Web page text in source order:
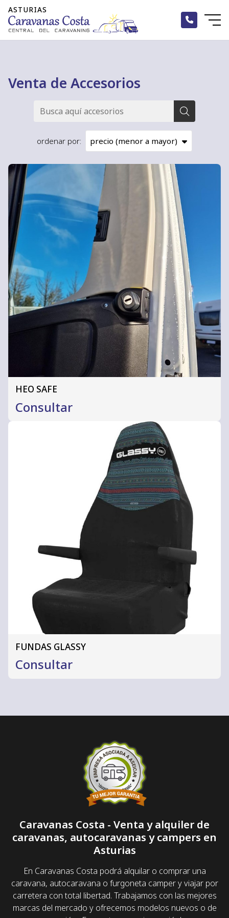
Venta de Accesorios
ordenar por:
HEO SAFE
Consultar
FUNDAS GLASSY
Consultar
Caravanas Costa - Venta y alquiler de
caravanas, autocaravanas y campers en
Asturias
En Caravanas Costa podrá alquilar o comprar una
caravana, autocaravana o furgoneta camper y viajar por
carretera con total libertad. Trabajamos con las mejores
marcas del mercado y ofrecemos modelos nuevos o de